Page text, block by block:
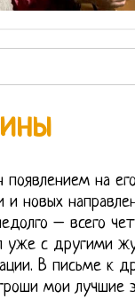
на
и новых
– всего
уже с другими
В письме к
мои